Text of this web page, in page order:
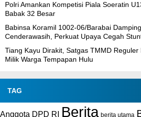
Polri Amankan Kompetisi Piala Soeratin
Babak 32 Besar
Babinsa Koramil 1002-06/Barabai
Cenderawasih, Perkuat Upaya Cegah
Tiang Kayu Dirakit, Satgas TMMD
Milik Warga Tempapan Hulu
TAG
Anggota DPD RI Berita berita utama